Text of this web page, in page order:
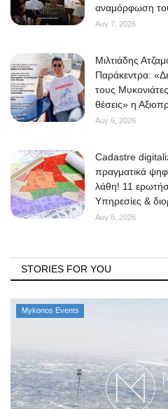
αναμόρφωση
Αυγ 7, 2026
Μιλτιάδης
Παράκεντρα:
τους
θέσεις» η
Αυγ 6, 2026
Cadastre
πραγματικά
λάθη! 11
Υπηρεσίες &
Αυγ 6, 2026
STORIES FOR YOU
Mykonos Events